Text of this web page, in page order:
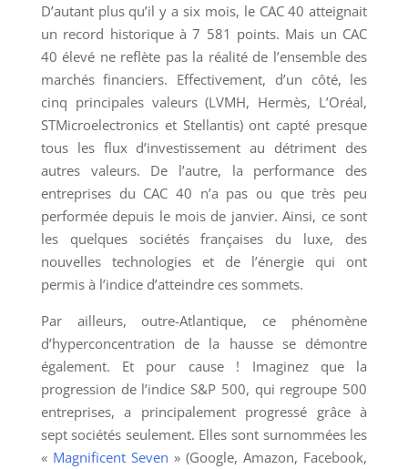
D’autant plus qu’il y a six mois, le CAC 40 atteignait
un record historique à 7 581 points. Mais un CAC
40 élevé ne reflète pas la réalité de l’ensemble des
marchés financiers. Effectivement, d’un côté, les
cinq principales valeurs (LVMH, Hermès, L’Oréal,
STMicroelectronics et Stellantis) ont capté presque
tous les flux d’investissement au détriment des
autres valeurs. De l’autre, la performance des
entreprises du CAC 40 n’a pas ou que très peu
performée depuis le mois de janvier. Ainsi, ce sont
les quelques sociétés françaises du luxe, des
nouvelles technologies et de l’énergie qui ont
permis à l’indice d’atteindre ces sommets.
Par ailleurs, outre-Atlantique, ce phénomène
d’hyperconcentration de la hausse se démontre
également. Et pour cause ! Imaginez que la
progression de l’indice S&P 500, qui regroupe 500
entreprises, a principalement progressé grâce à
sept sociétés seulement. Elles sont surnommées les
« Magnificent Seven » (Google, Amazon, Facebook,